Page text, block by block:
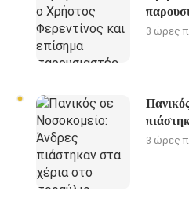
3 ώρες
3 ώρες